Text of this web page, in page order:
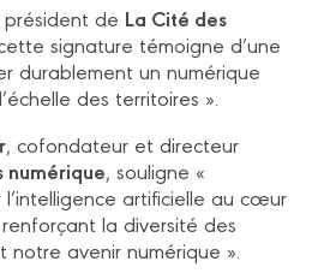
président de La Cité des
signature témoigne d’une
durablement un numérique
des territoires ».
, cofondateur et directeur
numérique, souligne «
l’intelligence artificielle au cœur
la diversité des
avenir numérique ».